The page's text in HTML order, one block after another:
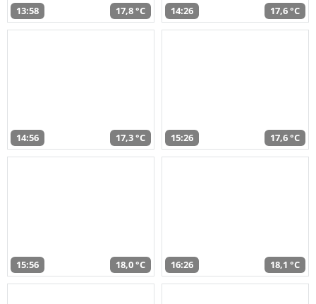
13:58 17,8 °C 14:26 17,6 °C
14:56 17,3 °C 15:26 17,6 °C
15:56 18,0 °C 16:26 18,1 °C